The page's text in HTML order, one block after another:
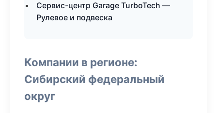
Сервис-центр Garage TurboTech —
Рулевое и подвеска
Компании в регионе:
Сибирский федеральный
округ